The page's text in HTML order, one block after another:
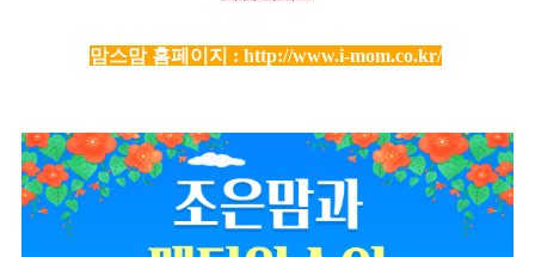
맘스맘 홈페이지 : http://www.i-mom.co.kr/